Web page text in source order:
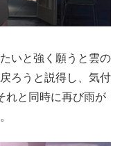
いと強く願うと雲の
ろうと説得し、気付
れと同時に再び雨が